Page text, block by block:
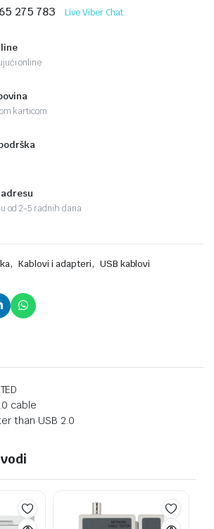
275 783 Live Viber Chat
online
karticom
od 2-5 radnih dana
, Kablovi i adapteri, USB kablovi
cable
than USB 2.0